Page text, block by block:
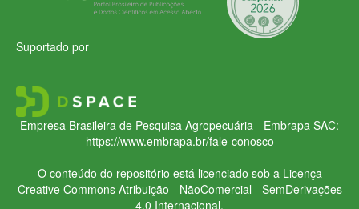
Suportado por
Empresa Brasileira de Pesquisa Agropecuária - Embrapa SAC:
https://www.embrapa.br/fale-conosco
O conteúdo do repositório está licenciado sob a Licença
Creative CommonsAtribuição - NãoComercial - SemDerivações
4.0 Internacional.